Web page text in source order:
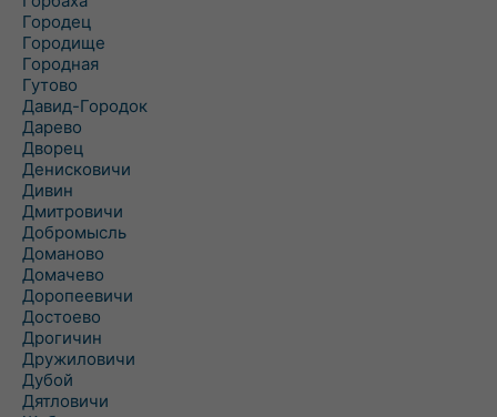
Городец
Городище
Городная
Гутово
Давид-Городок
Дарево
Дворец
Денисковичи
Дивин
Дмитровичи
Добромысль
Доманово
Домачево
Доропеевичи
Достоево
Дрогичин
Дружиловичи
Дубой
Дятловичи